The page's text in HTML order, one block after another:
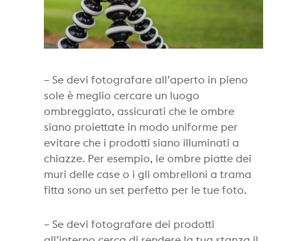
– Se devi fotografare all’aperto in pieno
sole è meglio cercare un luogo
ombreggiato, assicurati che le ombre
siano proiettate in modo uniforme per
evitare che i prodotti siano illuminati a
chiazze. Per esempio, le ombre piatte dei
muri delle case o i gli ombrelloni a trama
fitta sono un set perfetto per le tue foto.
– Se devi fotografare dei prodotti